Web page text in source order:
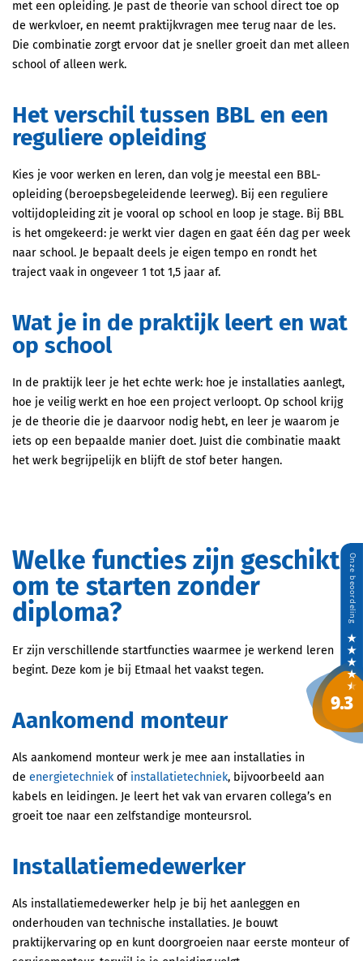
met een opleiding. Je past de theorie van school direct toe op
de werkvloer, en neemt praktijkvragen mee terug naar de les.
Die combinatie zorgt ervoor dat je sneller groeit dan met alleen
school of alleen werk.
Het verschil tussen BBL en een
reguliere opleiding
Kies je voor werken en leren, dan volg je meestal een BBL-
opleiding (beroepsbegeleidende leerweg). Bij een reguliere
voltijdopleiding zit je vooral op school en loop je stage. Bij BBL
is het omgekeerd: je werkt vier dagen en gaat één dag per week
naar school. Je bepaalt deels je eigen tempo en rondt het
traject vaak in ongeveer 1 tot 1,5 jaar af.
Wat je in de praktijk leert en wat
op school
In de praktijk leer je het echte werk: hoe je installaties aanlegt,
hoe je veilig werkt en hoe een project verloopt. Op school krijg
je de theorie die je daarvoor nodig hebt, en leer je waarom je
iets op een bepaalde manier doet. Juist die combinatie maakt
het werk begrijpelijk en blijft de stof beter hangen.
Welke functies zijn geschikt
om te starten zonder
diploma?
Er zijn verschillende startfuncties waarmee je werkend leren
begint. Deze kom je bij Etmaal het vaakst tegen.
Aankomend monteur
Als aankomend monteur werk je mee aan installaties in
de energietechniekof installatietechniek, bijvoorbeeld aan
kabels en leidingen. Je leert het vak van ervaren collega’s en
groeit toe naar een zelfstandige monteursrol.
Installatiemedewerker
Als installatiemedewerker help je bij het aanleggen en
onderhouden van technische installaties. Je bouwt
praktijkervaring op en kunt doorgroeien naar eerste monteur of